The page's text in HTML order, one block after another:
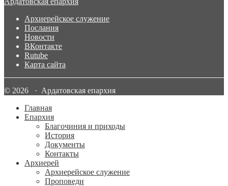
Архиерейское служение
Послания
Новости
ВКонтакте
Rutube
Карта сайта
© 2026 · Ардатовская епархия
Главная
Епархия
Благочиния и приходы
История
Документы
Контакты
Архиерей
Архиерейское служение
Проповеди